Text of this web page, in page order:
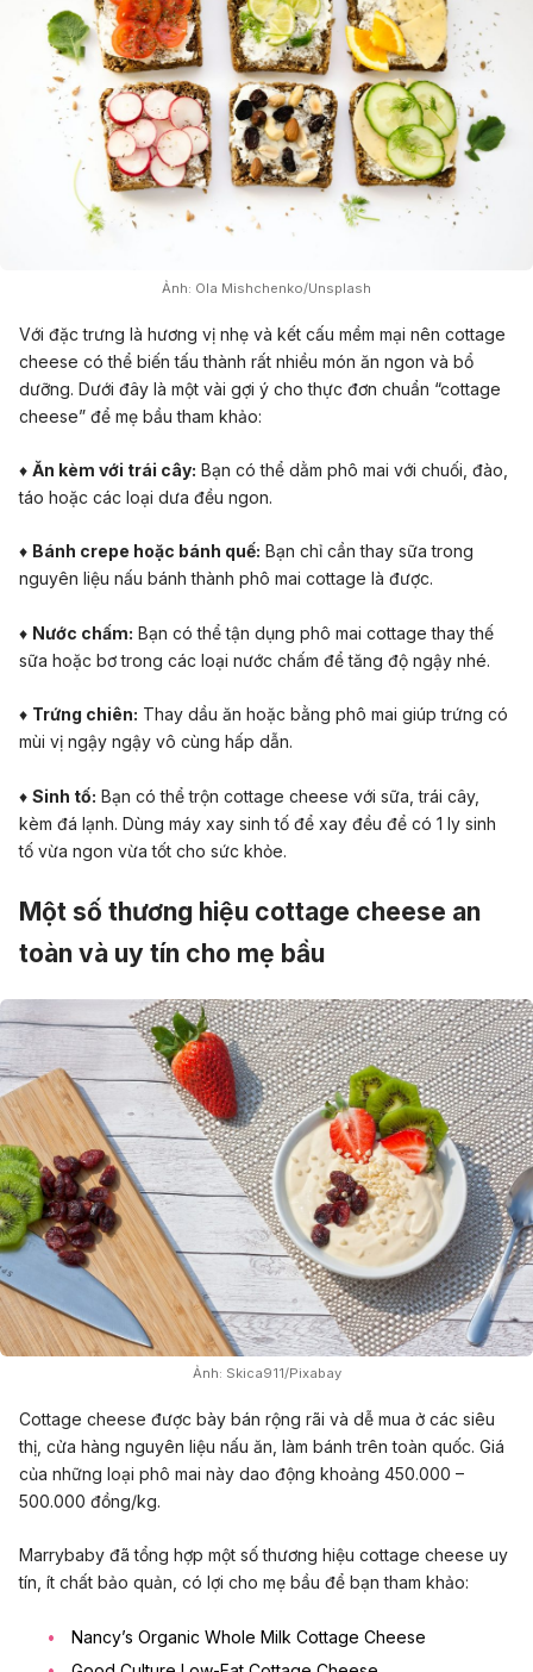
Ảnh: Ola Mishchenko/Unsplash
Với đặc trưng là hương vị nhẹ và kết cấu mềm mại nên cottage
cheese có thể biến tấu thành rất nhiều món ăn ngon và bổ
dưỡng. Dưới đây là một vài gợi ý cho thực đơn chuẩn “cottage
cheese” để mẹ bầu tham khảo:
♦ Ăn kèm với trái cây: Bạn có thể dằm phô mai với chuối, đào,
táo hoặc các loại dưa đều ngon.
♦ Bánh crepe hoặc bánh quế: Bạn chỉ cần thay sữa trong
nguyên liệu nấu bánh thành phô mai cottage là được.
♦ Nước chấm: Bạn có thể tận dụng phô mai cottage thay thế
sữa hoặc bơ trong các loại nước chấm để tăng độ ngậy nhé.
♦ Trứng chiên: Thay dầu ăn hoặc bằng phô mai giúp trứng có
mùi vị ngậy ngậy vô cùng hấp dẫn.
♦ Sinh tố: Bạn có thể trộn cottage cheese với sữa, trái cây,
kèm đá lạnh. Dùng máy xay sinh tố để xay đều để có 1 ly sinh
tố vừa ngon vừa tốt cho sức khỏe.
Một số thương hiệu cottage cheese an
toàn và uy tín cho mẹ bầu
Ảnh: Skica911/Pixabay
Cottage cheese được bày bán rộng rãi và dễ mua ở các siêu
thị, cửa hàng nguyên liệu nấu ăn, làm bánh trên toàn quốc. Giá
của những loại phô mai này dao động khoảng 450.000 –
500.000 đồng/kg.
Marrybaby đã tổng hợp một số thương hiệu cottage cheese uy
tín, ít chất bảo quản, có lợi cho mẹ bầu để bạn tham khảo:
Nancy’s Organic Whole Milk Cottage Cheese